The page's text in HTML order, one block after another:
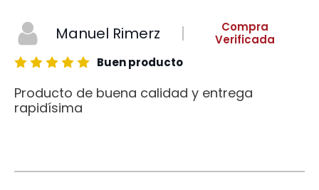
Manuel Rimerz
Compra
Verificada
Buen producto
Producto de buena calidad y entrega
rapidísima